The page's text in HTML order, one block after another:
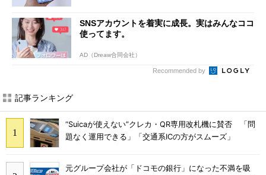
SNSアカウントを着実に成長。実はみんなココ
使ってます。
AD（Dreaw合同会社）
Recommended by
記事ランキング
“Suicaが使えない”クレカ・QR専用改札機に賛否 「問
題なく運用できる」「交通系ICの方がスムーズ」
元グループ会社が「ドコモの銀行」になった不満を吸